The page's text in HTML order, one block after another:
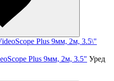
Plus 9мм, 2м, 3.5" Уред